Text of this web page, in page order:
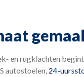
en rugklachten
autostoelen, 24-